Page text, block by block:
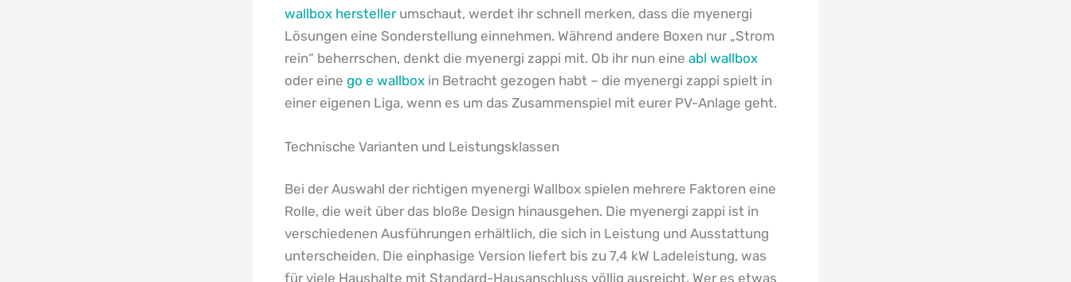
wallbox herstellerumschaut, werdet ihr schnell merken, dass die myenergi
Lösungen eine Sonderstellung einnehmen. Während andere Boxen nur „Strom
rein“ beherrschen, denkt die myenergi zappi mit. Ob ihr nun eine abl wallbox
oder eine go e wallbox in Betracht gezogen habt – die myenergi zappi spielt in
einer eigenen Liga, wenn es um das Zusammenspiel mit eurer PV-Anlage geht.
Technische Varianten und Leistungsklassen
Bei der Auswahl der richtigen myenergi Wallbox spielen mehrere Faktoren eine
Rolle, die weit über das bloße Design hinausgehen. Die myenergi zappi ist in
verschiedenen Ausführungen erhältlich, die sich in Leistung und Ausstattung
unterscheiden. Die einphasige Version liefert bis zu 7,4 kW Ladeleistung, was
für viele Haushalte mit Standard-Hausanschluss völlig ausreicht. Wer es etwas